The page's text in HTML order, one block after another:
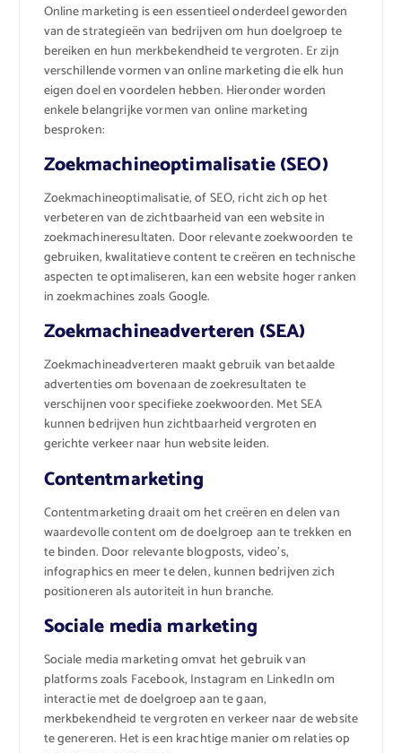
Online marketing is een essentieel onderdeel geworden
van de strategieën van bedrijven om hun doelgroep te
bereiken en hun merkbekendheid te vergroten. Er zijn
verschillende vormen van online marketing die elk hun
eigen doel en voordelen hebben. Hieronder worden
enkele belangrijke vormen van online marketing
besproken:
Zoekmachineoptimalisatie (SEO)
Zoekmachineoptimalisatie, of SEO, richt zich op het
verbeteren van de zichtbaarheid van een website in
zoekmachineresultaten. Door relevante zoekwoorden te
gebruiken, kwalitatieve content te creëren en technische
aspecten te optimaliseren, kan een website hoger ranken
in zoekmachines zoals Google.
Zoekmachineadverteren (SEA)
Zoekmachineadverteren maakt gebruik van betaalde
advertenties om bovenaan de zoekresultaten te
verschijnen voor specifieke zoekwoorden. Met SEA
kunnen bedrijven hun zichtbaarheid vergroten en
gerichte verkeer naar hun website leiden.
Contentmarketing
Contentmarketing draait om het creëren en delen van
waardevolle content om de doelgroep aan te trekken en
te binden. Door relevante blogposts, video’s,
infographics en meer te delen, kunnen bedrijven zich
positioneren als autoriteit in hun branche.
Sociale media marketing
Sociale media marketing omvat het gebruik van
platforms zoals Facebook, Instagram en LinkedIn om
interactie met de doelgroep aan te gaan,
merkbekendheid te vergroten en verkeer naar de website
te genereren. Het is een krachtige manier om relaties op